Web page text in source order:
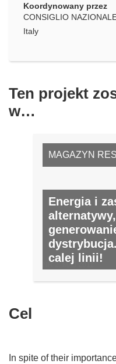
Koordynowany przez
CONSIGLIO
Italy
Ten projekt
w…
MAGAZYN
Energia i
calej linii!
NR 2, MAJ 2011
Cel
In spite of their